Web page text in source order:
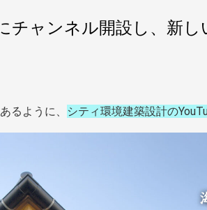
チャンネル開設し、新
るように、 シティ環境建築設計の